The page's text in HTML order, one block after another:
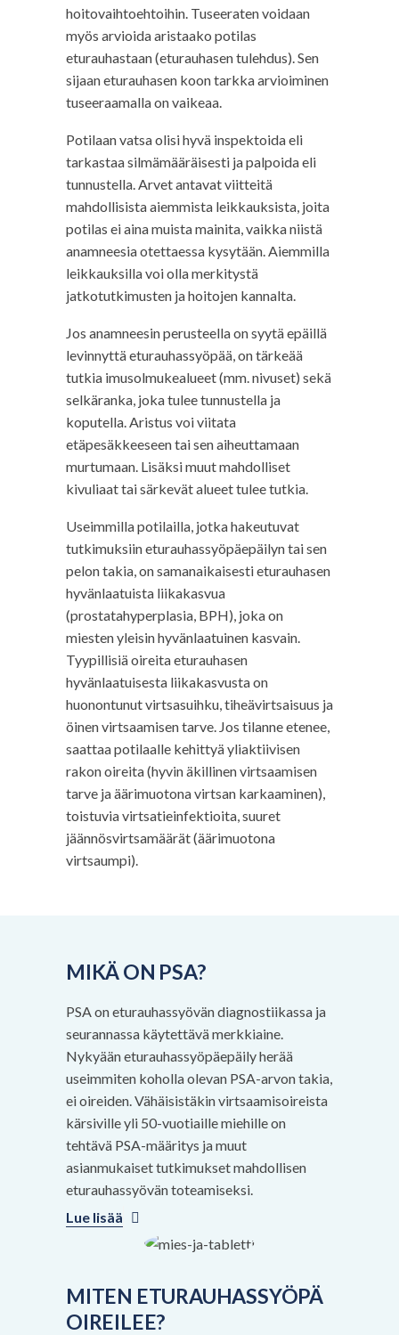
hoitovaihtoehtoihin. Tuseeraten voidaan
myös arvioida aristaako potilas
eturauhastaan (eturauhasen tulehdus). Sen
sijaan eturauhasen koon tarkka arvioiminen
tuseeraamalla on vaikeaa.
Potilaan vatsa olisi hyvä inspektoida eli
tarkastaa silmämääräisesti ja palpoida eli
tunnustella. Arvet antavat viitteitä
mahdollisista aiemmista leikkauksista, joita
potilas ei aina muista mainita, vaikka niistä
anamneesia otettaessa kysytään. Aiemmilla
leikkauksilla voi olla merkitystä
jatkotutkimusten ja hoitojen kannalta.
Jos anamneesin perusteella on syytä epäillä
levinnyttä eturauhassyöpää, on tärkeää
tutkia imusolmukealueet (mm. nivuset) sekä
selkäranka, joka tulee tunnustella ja
koputella. Aristus voi viitata
etäpesäkkeeseen tai sen aiheuttamaan
murtumaan. Lisäksi muut mahdolliset
kivuliaat tai särkevät alueet tulee tutkia.
Useimmilla potilailla, jotka hakeutuvat
tutkimuksiin eturauhassyöpäepäilyn tai sen
pelon takia, on samanaikaisesti eturauhasen
hyvänlaatuista liikakasvua
(prostatahyperplasia, BPH), joka on
miesten yleisin hyvänlaatuinen kasvain.
Tyypillisiä oireita eturauhasen
hyvänlaatuisesta liikakasvusta on
huonontunut virtsasuihku, tiheävirtsaisuus ja
öinen virtsaamisen tarve. Jos tilanne etenee,
saattaa potilaalle kehittyä yliaktiivisen
rakon oireita (hyvin äkillinen virtsaamisen
tarve ja äärimuotona virtsan karkaaminen),
toistuvia virtsatieinfektioita, suuret
jäännösvirtsamäärät (äärimuotona
virtsaumpi).
MIKÄ ON PSA?
PSA on eturauhassyövän diagnostiikassa ja
seurannassa käytettävä merkkiaine.
Nykyään eturauhassyöpäepäily herää
useimmiten koholla olevan PSA-arvon takia,
ei oireiden. Vähäisistäkin virtsaamisoireista
kärsiville yli 50-vuotiaille miehille on
tehtävä PSA-määritys ja muut
asianmukaiset tutkimukset mahdollisen
eturauhassyövän toteamiseksi.
Lue lisää
MITEN ETURAUHASSYÖPÄ
OIREILEE?